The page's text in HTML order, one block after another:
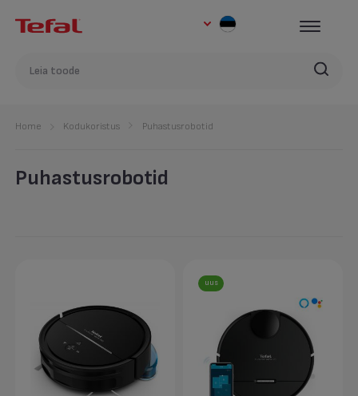
Home Kodukoristus Puhastusrobotid
Puhastusrobotid
uus